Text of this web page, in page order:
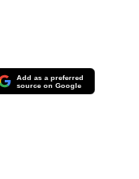
Add as a preferred
source on Google